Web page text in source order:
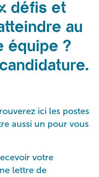
défis et
au
équipe ?
ici les postes
aussi un pour vous
votre
lettre de